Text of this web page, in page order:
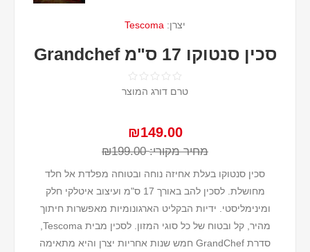
יצרן: Tescoma
סכין סנטוקו 17 ס"מ Grandchef
טרם דורג המוצר
₪149.00
מחיר מקורי: ₪199.00
סכין סנטוקו בעלת אחיזה נוחה ובטוחה מפלדת אל חלד
מחושלת. לסכין להב באורך 17 ס"מ ועיצוב איטלקי חלק
ומינימליסטי. ידיות הבקליט הארגונומיות מאפשרות חיתוך
סדרת GrandChef חמש שנות אחריות יצרן והיא מתאימה